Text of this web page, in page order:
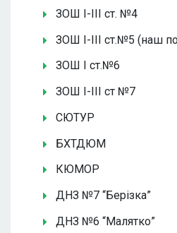
ЗОШ І-ІІІ ст. №4
ЗОШ І-ІІІ ст.№5 (наш
ЗОШ І ст.№6
ЗОШ І-ІІІ ст №7
СЮТУР
БХТДЮМ
КЮМОР
ДНЗ №7 “Берізка”
ДНЗ №6 “Малятко”